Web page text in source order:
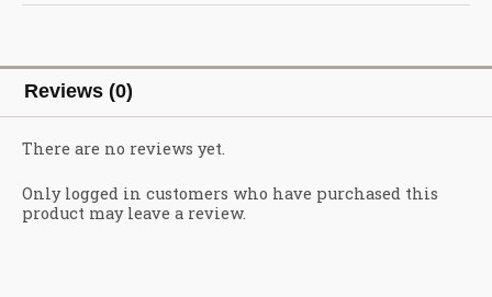
Reviews (0)
There are no reviews yet.
Only logged in customers who have purchased this
product may leave a review.